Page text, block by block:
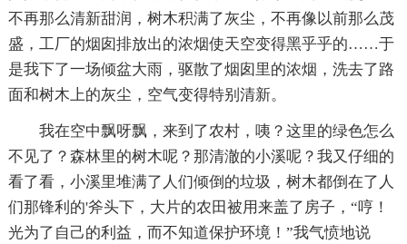
不再那么清新甜润，树木积满了灰尘，不再像以前那么茂
盛，工厂的烟囱排放出的浓烟使天空变得黑乎乎的……于
是我下了一场倾盆大雨，驱散了烟囱里的浓烟，洗去了路
面和树木上的灰尘，空气变得特别清新。
我在空中飘呀飘，来到了农村，咦？这里的绿色怎么
不见了？森林里的树木呢？那清澈的小溪呢？我又仔细的
看了看，小溪里堆满了人们倾倒的垃圾，树木都倒在了人
们那锋利的'斧头下，大片的农田被用来盖了房子，“哼！
光为了自己的利益，而不知道保护环境！”我气愤地说